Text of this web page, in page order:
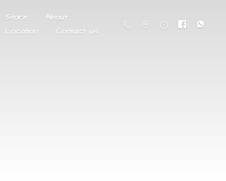
Store
About
Location
Contact us